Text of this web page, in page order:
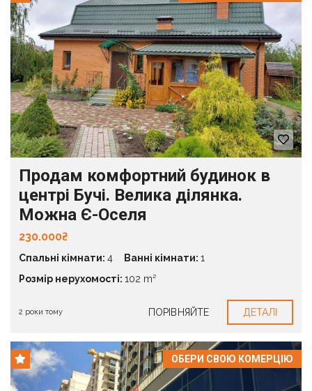
Продам комфортний будинок в
центрі Бучі. Велика ділянка.
Можна Є-Оселя
230.000₴
Спальні кімнати: 4 Ванні кімнати: 1
Розмір нерухомості: 102 m²
2 роки тому ПОРІВНЯЙТЕ ДЕТАЛІ
ОБЕРИ СВОЮ КОМЕРЦІЮ